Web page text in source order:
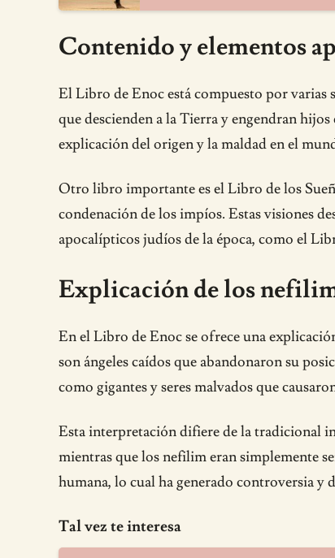
Contenido y elementos
El Libro de Enoc está compuesto por varias
que descienden a la Tierra y engendran
explicación del origen y la maldad en el
Otro libro importante es el Libro de los
condenación de los impíos. Estas visiones
apocalípticos judíos de la época, como el
Explicación de los
En el Libro de Enoc se ofrece una
son ángeles caídos que abandonaron su
como gigantes y seres malvados que
Esta interpretación difiere de la tradicional
mientras que los nefilim eran simplemente
humana, lo cual ha generado controversia y
Tal vez te interesa